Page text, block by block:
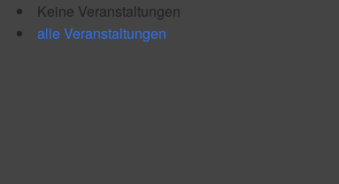
Keine Veranstaltungen
alle Veranstaltungen